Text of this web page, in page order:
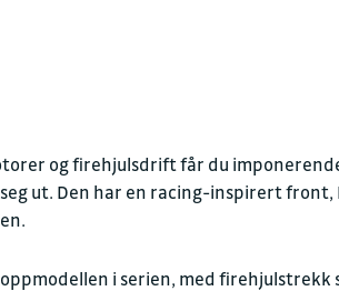
oss for en hyggelig prat
og firehjulsdrift får du
ut. Den har en racing-inspirert
i serien, med firehjulstrekk